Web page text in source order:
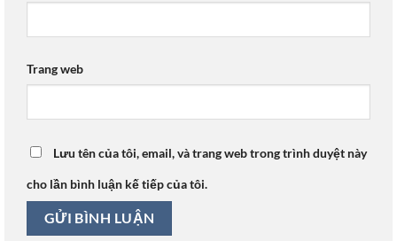
Trang web
Lưu tên của tôi, email, và trang web trong trình duyệt này
cho lần bình luận kế tiếp của tôi.